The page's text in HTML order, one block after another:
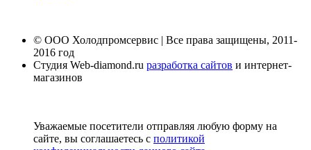
© ООО Холодпромсервис | Все права защищены, 2011-
2016 год
Студия Web-diamond.ru разработка сайтов и интернет-
магазинов
Уважаемые посетители отправляя любую форму на
сайте, вы соглашаетесь с политикой